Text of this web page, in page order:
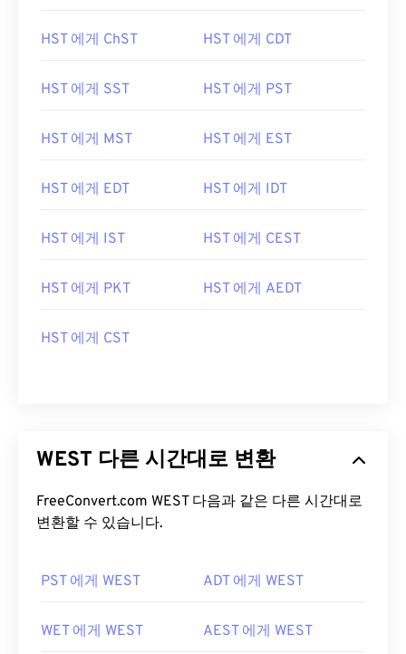
HST 에게 ChST HST 에게 CDT
HST 에게 SST HST 에게 PST
HST 에게 MST HST 에게 EST
HST 에게 EDT HST 에게 IDT
HST 에게 IST HST 에게 CEST
HST 에게 PKT HST 에게 AEDT
HST 에게 CST
WEST 다른 시간대로 변환
FreeConvert.com WEST 다음과 같은 다른 시간대로
변환할 수 있습니다.
PST 에게 WEST ADT 에게 WEST
WET 에게 WEST AEST 에게 WEST